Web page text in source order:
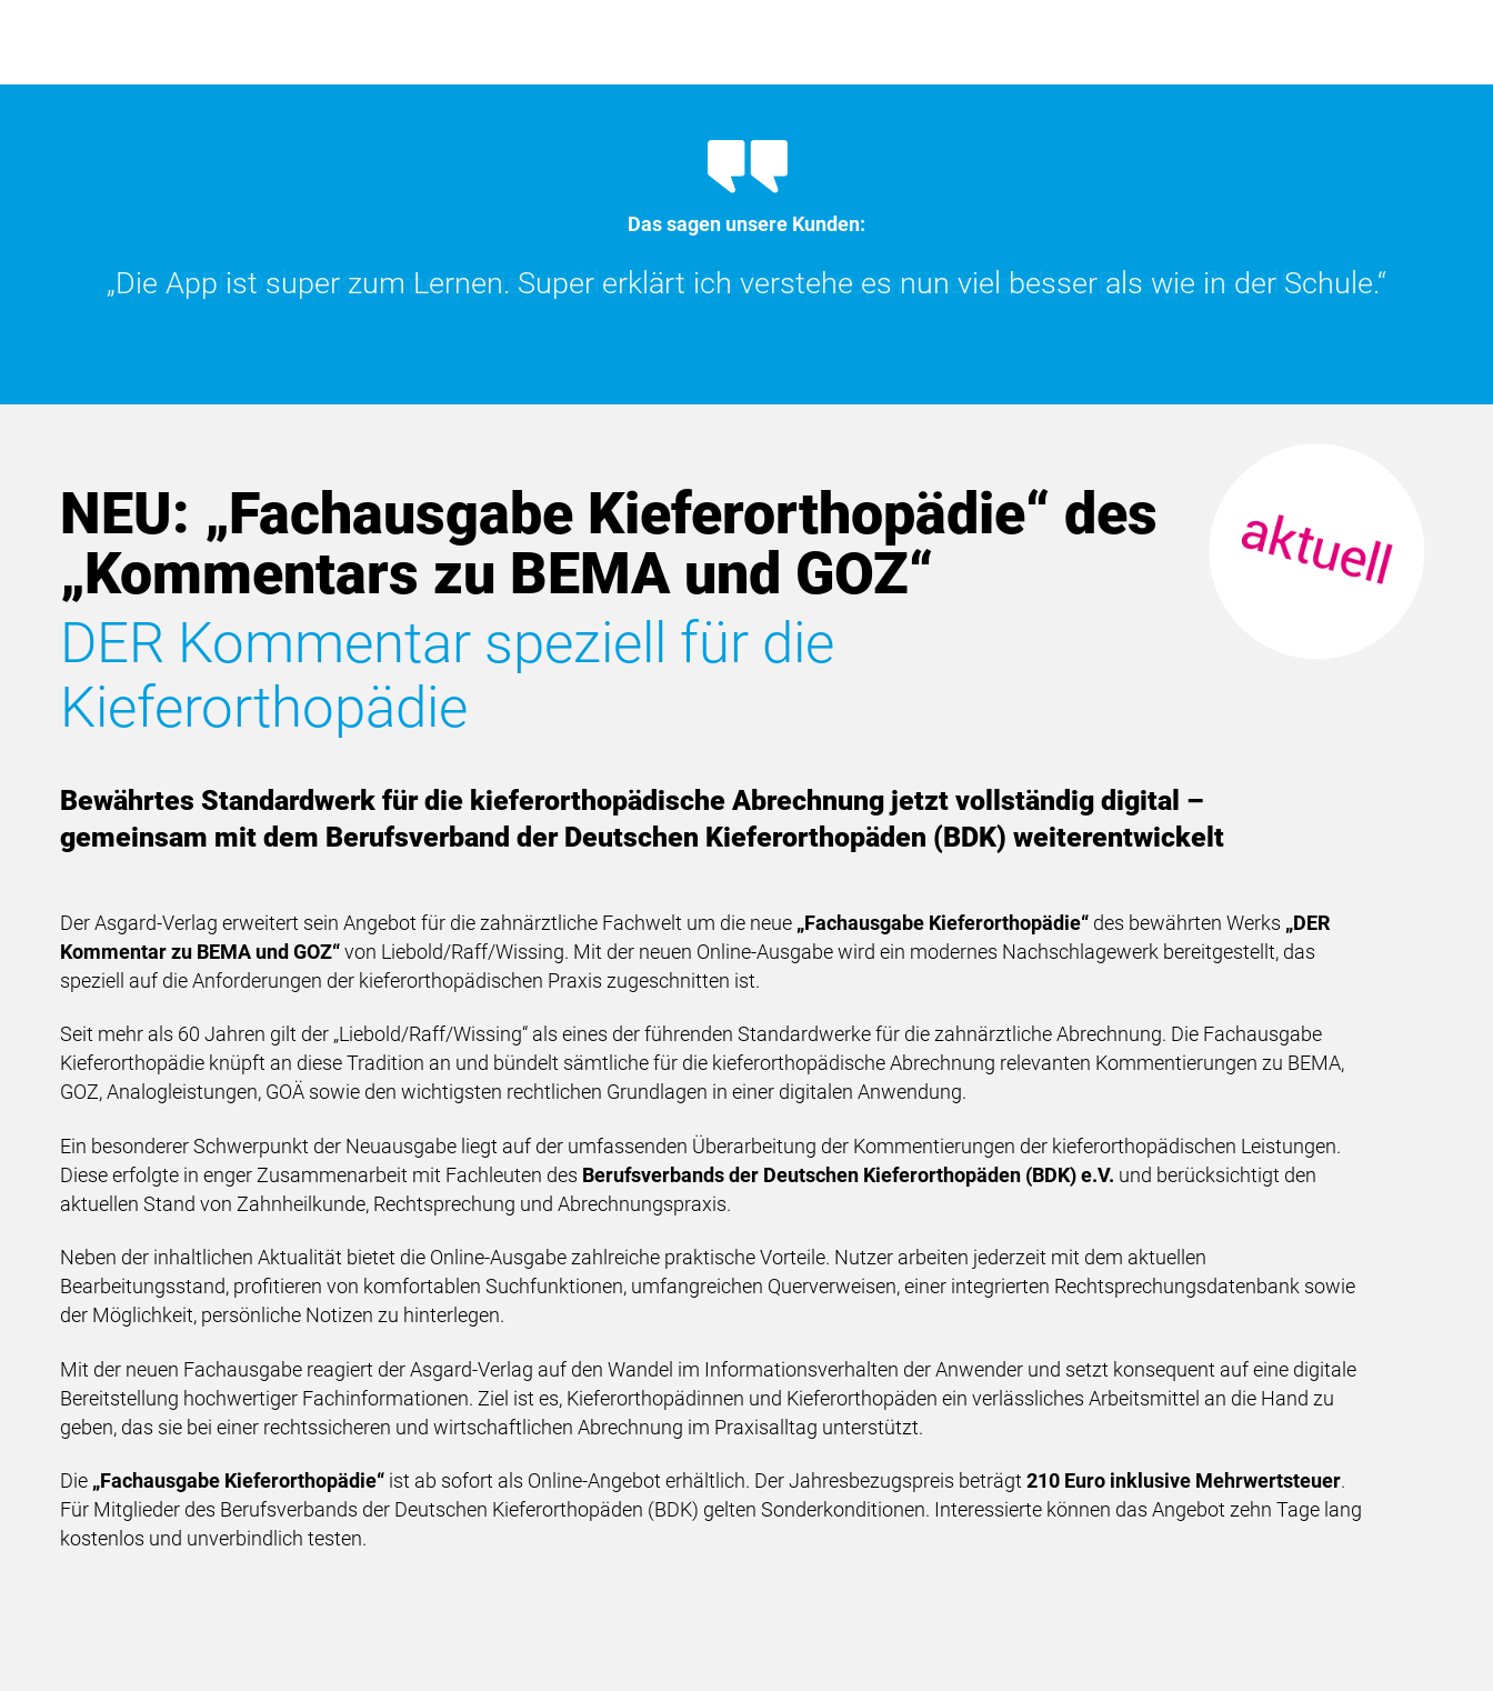
Das sagen unsere Kunden:
„DER Online-Kommentar ist wirklich praktisch und super übersichtlich. Eine große Hilfe!“
„Die App ist super zum Lernen. Super erklärt ich verstehe es nun viel besser als wie in der Schule.“
NEU: „Fachausgabe Kieferorthopädie“ des
„Kommentars zu BEMA und GOZ“
DER Kommentar speziell für die
Kieferorthopädie
Bewährtes Standardwerk für die kieferorthopädische Abrechnung jetzt vollständig digital –
gemeinsam mit dem Berufsverband der Deutschen Kieferorthopäden (BDK) weiterentwickelt
Der Asgard-Verlag erweitert sein Angebot für die zahnärztliche Fachwelt um die neue „Fachausgabe Kieferorthopädie“des bewährten Werks „DER
Kommentar zu BEMA und GOZ“von Liebold/Raff/Wissing. Mit der neuen Online-Ausgabe wird ein modernes Nachschlagewerk bereitgestellt, das
speziell auf die Anforderungen der kieferorthopädischen Praxis zugeschnitten ist.
Seit mehr als 60 Jahren gilt der „Liebold/Raff/Wissing“ als eines der führenden Standardwerke für die zahnärztliche Abrechnung. Die Fachausgabe
Kieferorthopädie knüpft an diese Tradition an und bündelt sämtliche für die kieferorthopädische Abrechnung relevanten Kommentierungen zu BEMA,
GOZ, Analogleistungen, GOÄ sowie den wichtigsten rechtlichen Grundlagen in einer digitalen Anwendung.
Ein besonderer Schwerpunkt der Neuausgabe liegt auf der umfassenden Überarbeitung der Kommentierungen der kieferorthopädischen Leistungen.
Diese erfolgte in enger Zusammenarbeit mit Fachleuten des Berufsverbands der Deutschen Kieferorthopäden (BDK) e.V. und berücksichtigt den
aktuellen Stand von Zahnheilkunde, Rechtsprechung und Abrechnungspraxis.
Neben der inhaltlichen Aktualität bietet die Online-Ausgabe zahlreiche praktische Vorteile. Nutzer arbeiten jederzeit mit dem aktuellen
Bearbeitungsstand, profitieren von komfortablen Suchfunktionen, umfangreichen Querverweisen, einer integrierten Rechtsprechungsdatenbank sowie
der Möglichkeit, persönliche Notizen zu hinterlegen.
Mit der neuen Fachausgabe reagiert der Asgard-Verlag auf den Wandel im Informationsverhalten der Anwender und setzt konsequent auf eine digitale
Bereitstellung hochwertiger Fachinformationen. Ziel ist es, Kieferorthopädinnen und Kieferorthopäden ein verlässliches Arbeitsmittel an die Hand zu
geben, das sie bei einer rechtssicheren und wirtschaftlichen Abrechnung im Praxisalltag unterstützt.
Die „Fachausgabe Kieferorthopädie“ist ab sofort als Online-Angebot erhältlich. Der Jahresbezugspreis beträgt 210 Euro inklusive Mehrwertsteuer.
Für Mitglieder des Berufsverbands der Deutschen Kieferorthopäden (BDK) gelten Sonderkonditionen. Interessierte können das Angebot zehn Tage lang
kostenlos und unverbindlich testen.